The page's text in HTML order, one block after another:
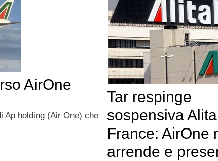
AirOne
Ap holding (Air One) che
Tar respinge
sospensiva
France: AirOne
arrende e